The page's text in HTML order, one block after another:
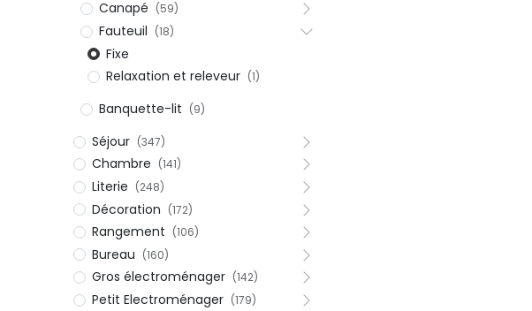
Canapé (59)
Fauteuil (18)
Fixe
Relaxation et releveur (1)
Banquette-lit (9)
Séjour (347)
Chambre (141)
Literie (248)
Décoration (172)
Rangement (106)
Bureau (160)
Gros électroménager (142)
Petit Electroménager (179)